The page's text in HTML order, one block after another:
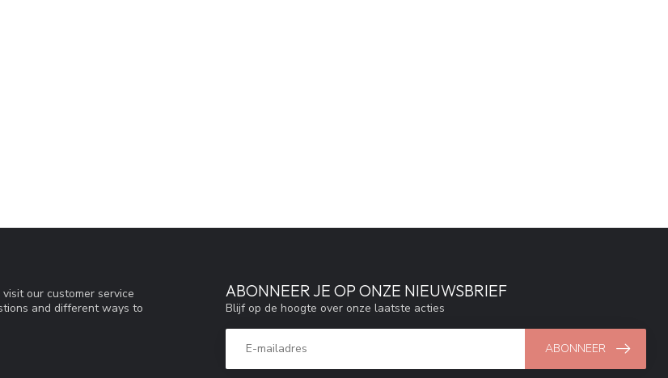
our customer service
and different ways to
ABONNEER JE OP ONZE NIEUWSBRIEF
Blijf op de hoogte over onze laatste acties
ABONNEER